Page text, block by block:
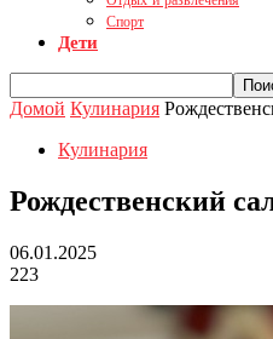
Спорт
Дети
Домой Кулинария
Кулинария
Рождественский
06.01.2025
223